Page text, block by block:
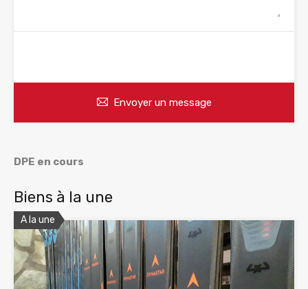
Envoyer un message
DPE en cours
Biens à la une
A la une